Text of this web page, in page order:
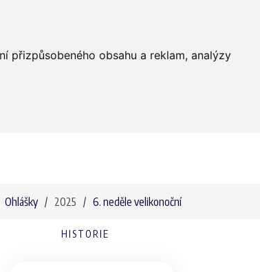
přizpůsobeného obsahu a reklam, analýzy
Ohlášky 2025 6. neděle velikonoční
HISTORIE